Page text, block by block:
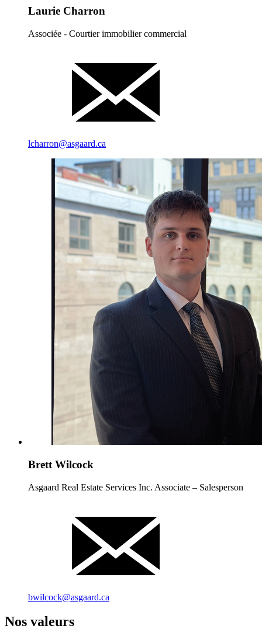
Laurie Charron
Associée - Courtier immobilier commercial
lcharron@asgaard.ca
Brett Wilcock
Asgaard Real Estate Services Inc. Associate – Salesperson
bwilcock@asgaard.ca
Nos valeurs